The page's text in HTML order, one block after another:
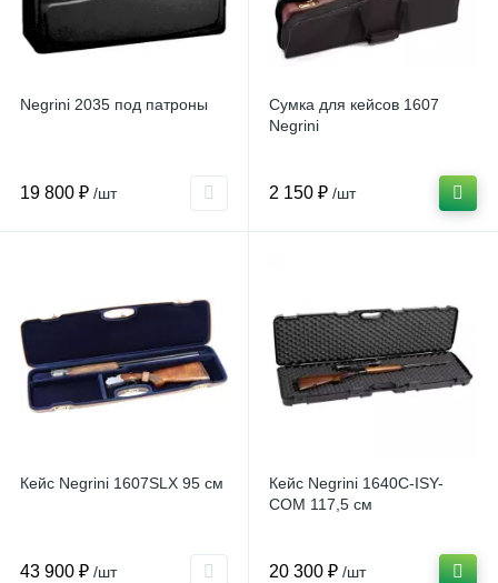
Negrini 2035 под патроны
19 800 ₽ /шт
Сумка для кейсов 1607
Negrini
2 150 ₽ /шт
Кейс Negrini 1607SLX 95 см
43 900 ₽ /шт
Кейс Negrini 1640C-ISY-
COM 117,5 см
20 300 ₽ /шт